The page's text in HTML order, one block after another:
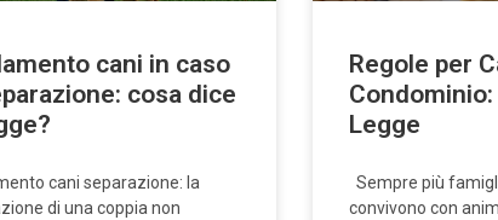
cani in caso
cosa dice
cani separazione: la
di una coppia non
Regole per
Legge
Sempre più
convivono con